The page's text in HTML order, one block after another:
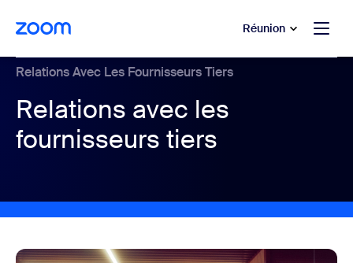
contenu principal
au chat d’aide Réunion
Relations Avec Les Fournisseurs Tiers
Relations avec les
fournisseurs tiers